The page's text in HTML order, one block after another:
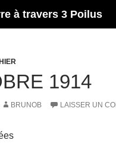
à travers 3 Poilus
1914
BRUNOB LAISSER UN